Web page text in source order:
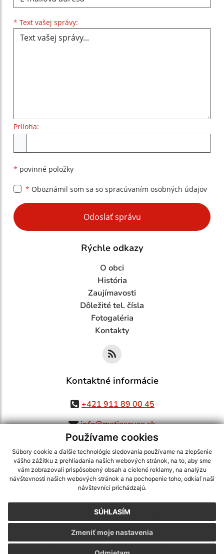
Používame cookies
Súbory cookie a ďalšie technológie sledovania používame na zlepšenie
vášho zážitku z prehliadania našich webových stránok, na to, aby sme
vám zobrazovali prispôsobený obsah a cielené reklamy, na analýzu
návštevnosti našich webových stránok a na pochopenie toho, odkiaľ naši
návštevníci prichádzajú.
SÚHLASÍM
Zmeniť moje nastavenia
* Text vašej správy:
Príloha:
* povinné položky
* Oboznámil som sa so spracúvaním osobných údajov
Google reCaptcha Response
Odoslať správu
Rýchle odkazy
O obci
História
Zaujímavosti
Dôležité tel. čísla
Fotogaléria
Kontakty
Kontaktné informácie
+421 911 89 00 45
info@matiasovce.sk
využite možnosť získavania aktuálnych informácií s využitím RSS
CMS systém (redakčný) systém ECHELON 2,Mapa stránok,web portál
webex.digital, s.r.o.,domény,registrácia domény
Posledná aktualizácia:05.08.2026
Vytlačiť stránku|Vyhlásenie o prístupnosti